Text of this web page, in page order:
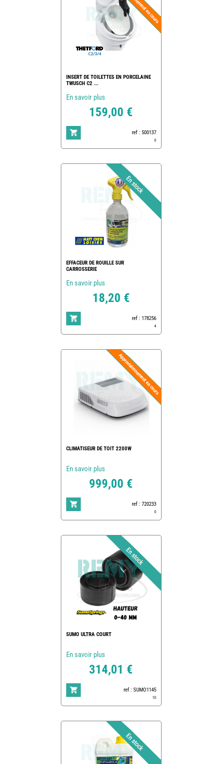
INSERT DE TOILETTES EN PORCELAINE
TWUSCH C2 ...
En savoir plus
159,00 €
ref : 500137
0
EFFACEUR DE ROUILLE SUR
CARROSSERIE
En savoir plus
18,20 €
ref : 178256
4
CLIMATISEUR DE TOIT 2200W
En savoir plus
999,00 €
ref : 720233
0
SUMO ULTRA COURT
En savoir plus
314,01 €
ref : SUMO1145
10